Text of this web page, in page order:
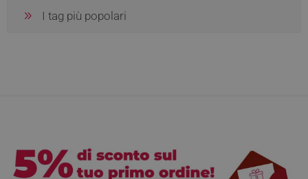
I tag più popolari